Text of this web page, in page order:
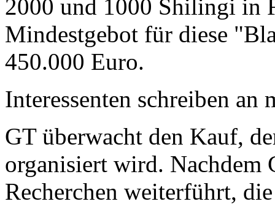
2000 und 1000 Shilingi in
Mindestgebot für diese
450.000 Euro.
Interessenten schreiben
GT überwacht den Kauf,
organisiert wird. Nachdem
Recherchen weiterführt,